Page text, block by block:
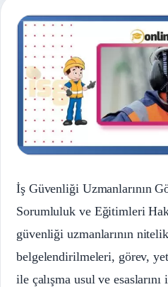
İş Güvenliği Uzmanlarının
Sorumluluk ve Eğitimleri
güvenliği uzmanlarının
belgelendirilmeleri, görev,
ile çalışma usul ve esaslarını